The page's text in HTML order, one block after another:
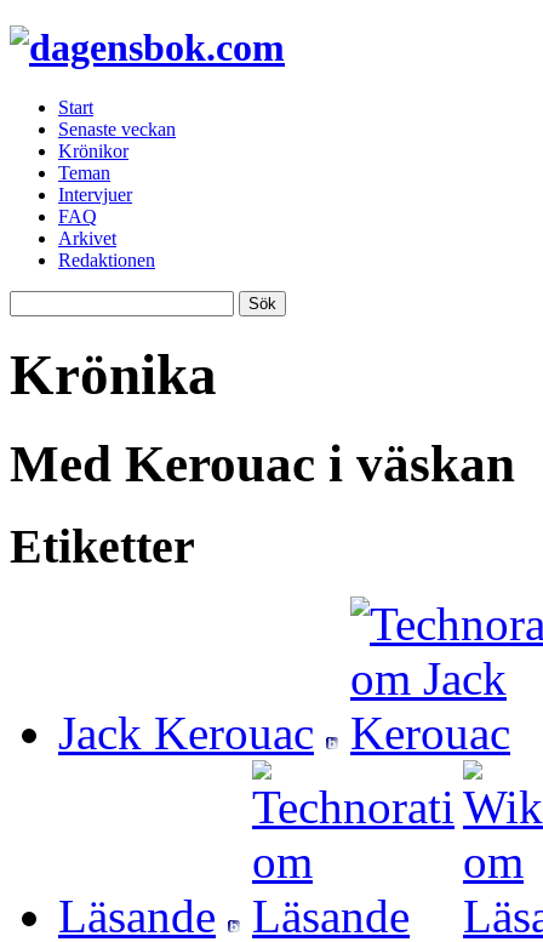
Start
Senaste veckan
Krönikor
Teman
Intervjuer
FAQ
Arkivet
Redaktionen
Krönika
Med Kerouac i väskan
Etiketter
Jack Kerouac
Läsande